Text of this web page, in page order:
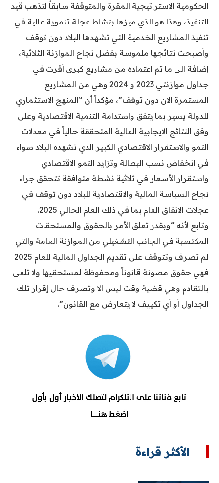
الحكومية الاستراتيجية المقرة والمتوقفة سابقاً لتذهب قيد
التنفيذ، وهذا هو الذي ميزها بنشاط عجلة تنموية عالية في
تنفيذ المشاريع الخدمية التي تشهدها البلاد دون توقف
وأصبحت نتائجها ملموسة بفضل نجاح الموازنة الثلاثية،
إضافة الى ما تم اعتماده من مشاريع كبرى أقرت في
جداول موازنتي 2023 و 2024 وهي من المشاريع
المستمرة الآن دون توقف”، مؤكداً أن “المنهج الاستثماري
للدولة يسير بما يتفق واستدامة التنمية الاقتصادية وعلى
وفق النتائج الايجابية العالية المتحققة حالياً في معدلات
النمو والاستقرار الاقتصادي الكبير الذي تشهده البلاد سواء
في انخفاض نسب البطالة وتزايد النمو الاقتصادي
واستقرار الأسعار في ثلاثية نشطة متوافقة تتحقق جراء
نجاح السياسة المالية والاقتصادية للبلاد دون توقف في
عجلات الانفاق العام بما في ذلك العام الحالي 2025.
وتابع لأنه “وبقدر تعلق الأمر بالحقوق والمستحقات
المكتسبة في الجانب التشغيلي من الموازنة العامة والتي
لم تصرف وتتوقف على تقديم الجداول المالية للعام 2025
فهي حقوق مصونة قانوناً ومحفوظة لمستحقيها ولا تلغى
بالتقادم وهي قضية وقت ليس الا وتصرف حال إقرار تلك
الجداول أو أي تكييف لا يتعارض مع القانون”.
الأكثر قراءة